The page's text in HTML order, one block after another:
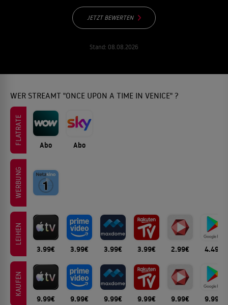
JETZT BEWERTEN
Stand: 08.08.2026
WER STREAMT "ONCE UPON A TIME IN VENICE" ?
FLATRATE Abo Abo
WERBUNG
LEIHEN
3.99€ 3.99€ 3.99€ 3.99€ 2.99€ 4.49€
KAUFEN
9.99€ 9.99€ 9.99€ 9.99€ 9.99€ 9.99€